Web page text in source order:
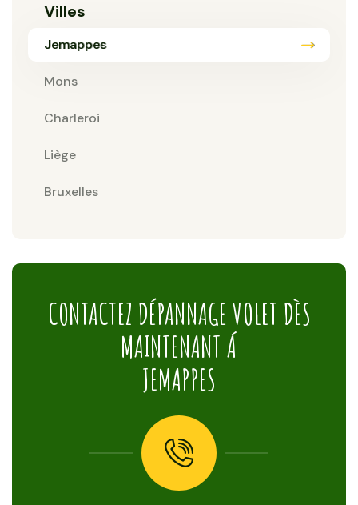
Villes
Jemappes
Mons
Charleroi
Liège
Bruxelles
CONTACTEZ DÉPANNAGE VOLET DÈS
MAINTENANT Á
JEMAPPES